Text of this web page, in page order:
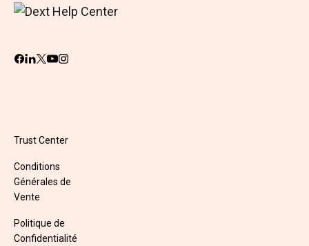
Trust Center
Conditions
Générales de
Vente
Politique de
Confidentialité